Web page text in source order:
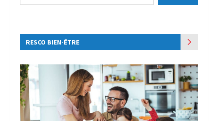
RESCO BIEN-ÊTRE